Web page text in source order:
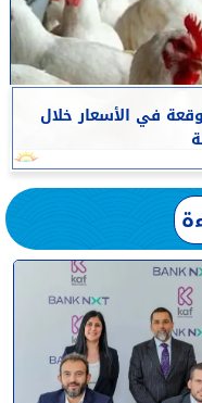
في الأسعار خلال